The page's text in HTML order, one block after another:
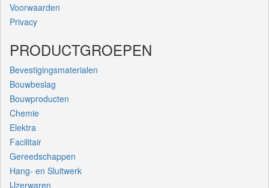
Voorwaarden
Privacy
PRODUCTGROEPEN
Bevestigingsmaterialen
Bouwbeslag
Bouwproducten
Chemie
Elektra
Facilitair
Gereedschappen
Hang- en Sluitwerk
IJzerwaren